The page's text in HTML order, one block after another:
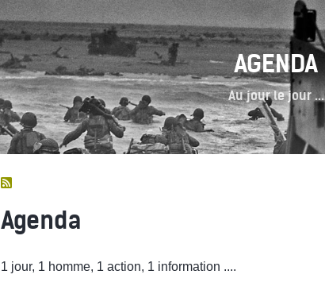
AGENDA
Au jour le jour ...
Agenda
1 jour, 1 homme, 1 action, 1 information ....